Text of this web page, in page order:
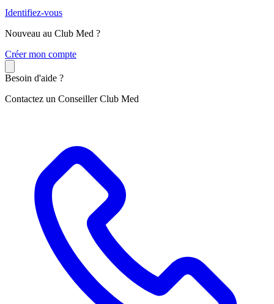
Identifiez-vous
Nouveau au Club Med ?
Créer mon compte
Besoin d'aide ?
Contactez un Conseiller Club Med